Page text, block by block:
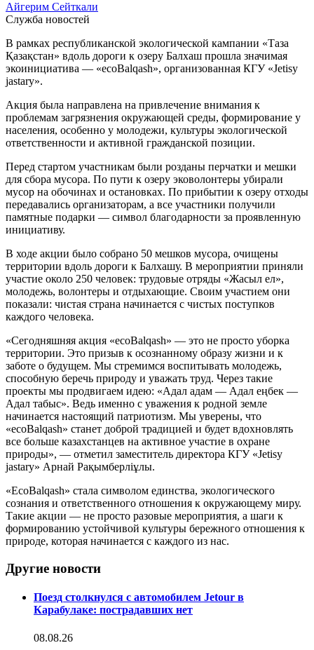
Айгерим Сейткали
Служба новостей
В рамках республиканской экологической кампании «Таза
Қазақстан» вдоль дороги к озеру Балхаш прошла значимая
экоинициатива — «ecoBalqash», организованная КГУ «Jetisy
jastary».
Акция была направлена на привлечение внимания к
проблемам загрязнения окружающей среды, формирование у
населения, особенно у молодежи, культуры экологической
ответственности и активной гражданской позиции.
Перед стартом участникам были розданы перчатки и мешки
для сбора мусора. По пути к озеру эковолонтеры убирали
мусор на обочинах и остановках. По прибытии к озеру отходы
передавались организаторам, а все участники получили
памятные подарки — символ благодарности за проявленную
инициативу.
В ходе акции было собрано 50 мешков мусора, очищены
территории вдоль дороги к Балхашу. В мероприятии приняли
участие около 250 человек: трудовые отряды «Жасыл ел»,
молодежь, волонтеры и отдыхающие. Своим участием они
показали: чистая страна начинается с чистых поступков
каждого человека.
«Сегодняшняя акция «ecoBalqash» — это не просто уборка
территории. Это призыв к осознанному образу жизни и к
заботе о будущем. Мы стремимся воспитывать молодежь,
способную беречь природу и уважать труд. Через такие
проекты мы продвигаем идею: «Адал адам — Адал еңбек —
Адал табыс». Ведь именно с уважения к родной земле
начинается настоящий патриотизм. Мы уверены, что
«ecoBalqash» станет доброй традицией и будет вдохновлять
все больше казахстанцев на активное участие в охране
природы», — отметил заместитель директора КГУ «Jetisy
jastary» Арнай Рақымберліұлы.
«ЕcoBalqash» стала символом единства, экологического
сознания и ответственного отношения к окружающему миру.
Такие акции — не просто разовые мероприятия, а шаги к
формированию устойчивой культуры бережного отношения к
природе, которая начинается с каждого из нас.
Другие новости
Поезд столкнулся с автомобилем Jetour в
Карабулаке: пострадавших нет
08.08.26